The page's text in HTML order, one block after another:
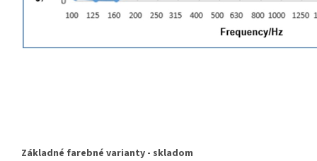
Základné farebné varianty - skladom